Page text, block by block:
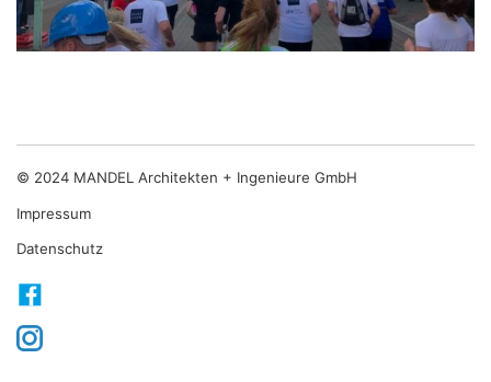
© 2024 MANDEL Architekten + Ingenieure GmbH
Impressum
Datenschutz